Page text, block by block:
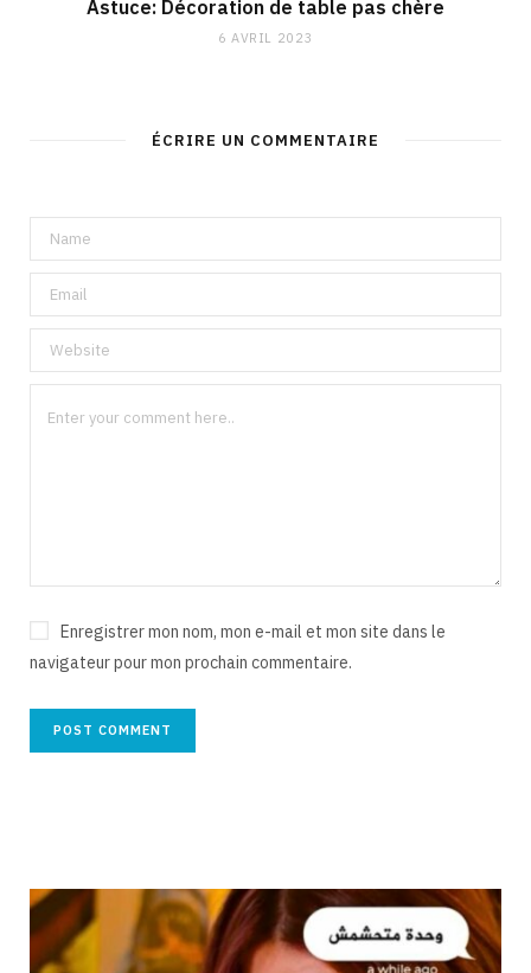
Astuce: Décoration de table pas chère
6 AVRIL 2023
ÉCRIRE UN COMMENTAIRE
Enregistrer mon nom, mon e-mail et mon site dans le
navigateur pour mon prochain commentaire.